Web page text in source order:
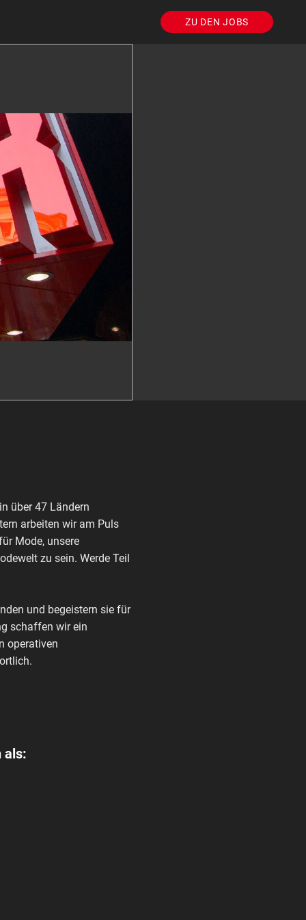
ZU DEN JOBS
über 47 Ländern
arbeiten wir am Puls
Mode, unsere
zu sein. Werde Teil
und begeistern sie für
schaffen wir ein
operativen
als: